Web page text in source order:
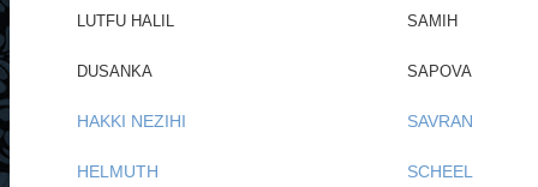
LUTFU HALIL SAMIH
DUSANKA SAPOVA
HAKKI NEZIHI SAVRAN
HELMUTH SCHEEL